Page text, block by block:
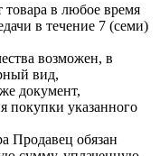
товара в любое время
в течение 7 (семи)
возможен, в
вид,
документ,
покупки указанного
Продавец обязан